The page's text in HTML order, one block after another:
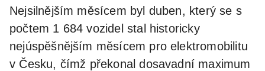
Nejsilnějším měsícem byl duben, který se s
počtem 1 684 vozidel stal historicky
nejúspěšnějším měsícem pro elektromobilitu
v Česku, čímž překonal dosavadní maximum